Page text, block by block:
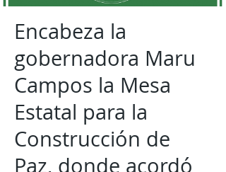
Encabeza la
gobernadora Maru
Campos la Mesa
Estatal para la
Construcción de
Paz, donde acordó